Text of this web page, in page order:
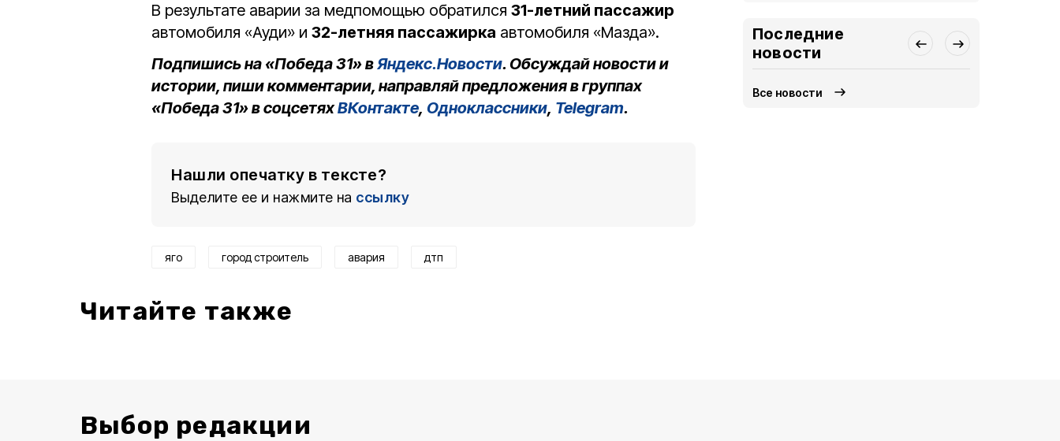
В результате аварии за медпомощью обратился 31-летний пассажир
автомобиля «Ауди» и 32-летняя пассажирка автомобиля «Мазда».
Подпишись на «Победа 31» вЯндекс.Новости. Обсуждай новости и
истории, пиши комментарии, направляй предложения в группах
«Победа 31» в соцсетяхВКонтакте, Одноклассники, Telegram.
Нашли опечатку в тексте?
Выделите ее и нажмите на ссылку
яго город строитель авария дтп
Читайте также
Последние
новости
Все новости
Выбор редакции